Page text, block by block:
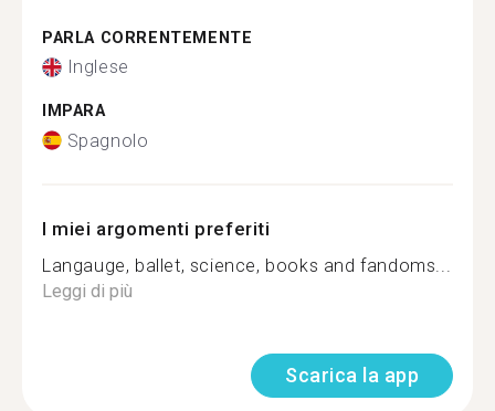
PARLA CORRENTEMENTE
Inglese
IMPARA
Spagnolo
I miei argomenti preferiti
Langauge, ballet, science, books and fandoms...
Leggi di più
Scarica la app